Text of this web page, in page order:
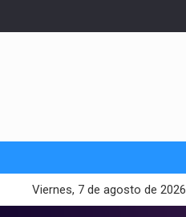
Viernes, 7 de agosto de 2026